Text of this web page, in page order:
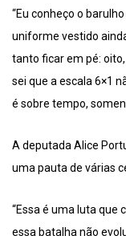
“Eu conheço o
uniforme vestido
tanto ficar em pé: oito,
sei que a escala 6×1
é sobre tempo,
A deputada Alice
uma pauta de várias
“Essa é uma luta que
essa batalha não